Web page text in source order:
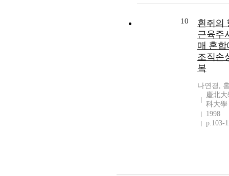
10
흰쥐의
근육주
매 혼합
조직손
복
나연경,
慶北
科大學
1998
p.103-